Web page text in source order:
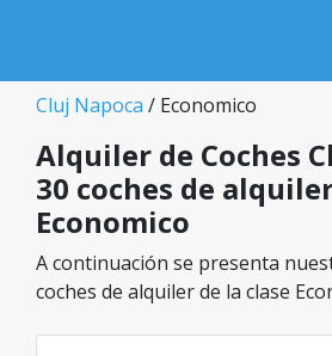
Cluj Napoca / Economico
Alquiler de Coches
30 coches de
Economico
A continuación se presenta
coches de alquiler de la clase